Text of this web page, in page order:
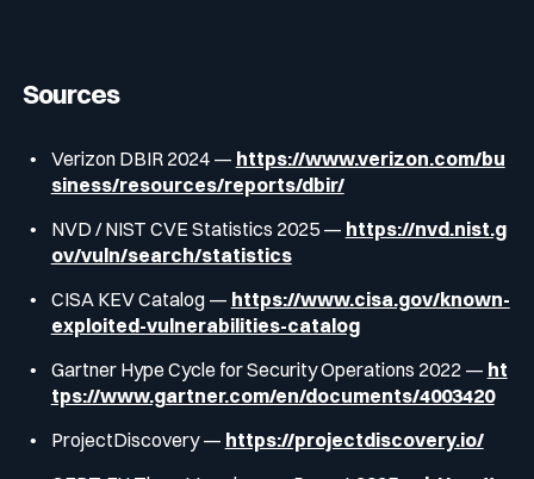
Sources
Verizon DBIR 2024 — https://www.verizon.com/bu
siness/resources/reports/dbir/
NVD / NIST CVE Statistics 2025 — https://nvd.nist.g
ov/vuln/search/statistics
CISA KEV Catalog — https://www.cisa.gov/known-
exploited-vulnerabilities-catalog
Gartner Hype Cycle for Security Operations 2022 — ht
tps://www.gartner.com/en/documents/4003420
ProjectDiscovery — https://projectdiscovery.io/